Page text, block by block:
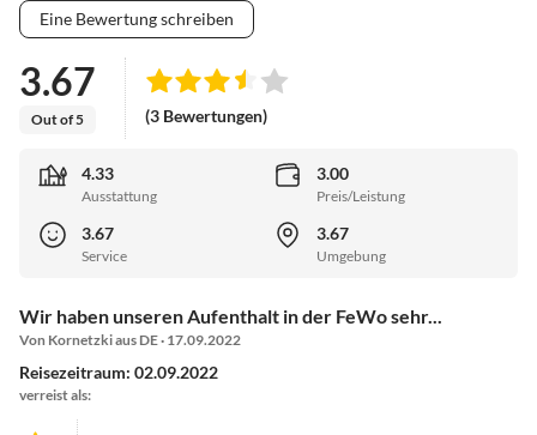
Eine Bewertung schreiben
3.67
Out of 5 (3 Bewertungen)
4.33
Ausstattung
3.00
Preis/Leistung
3.67
Service
3.67
Umgebung
Wir haben unseren Aufenthalt in der FeWo sehr...
Von Kornetzki aus DE · 17.09.2022
Reisezeitraum: 02.09.2022
verreist als: